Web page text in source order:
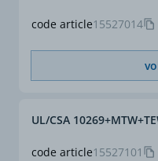
code article15527014
code article15527101
UL/CSA